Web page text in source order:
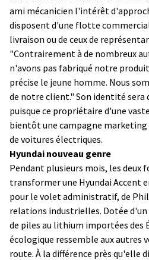
ami mécanicien l'intérêt
disposent d'une flotte
livraison ou de ceux de
"Contrairement à de nombreux
n'avons pas fabriqué notre
précise le jeune homme. Nous
de notre client." Son identité
puisque ce propriétaire d'une
bientôt une campagne
de voitures électriques.
Hyundai nouveau genre
Pendant plusieurs mois, les deux
transformer une Hyundai Accent
pour le volet administratif, de
relations industrielles. Dotée
de piles au lithium importées
écologique ressemble aux autres
route. À la différence près qu'elle